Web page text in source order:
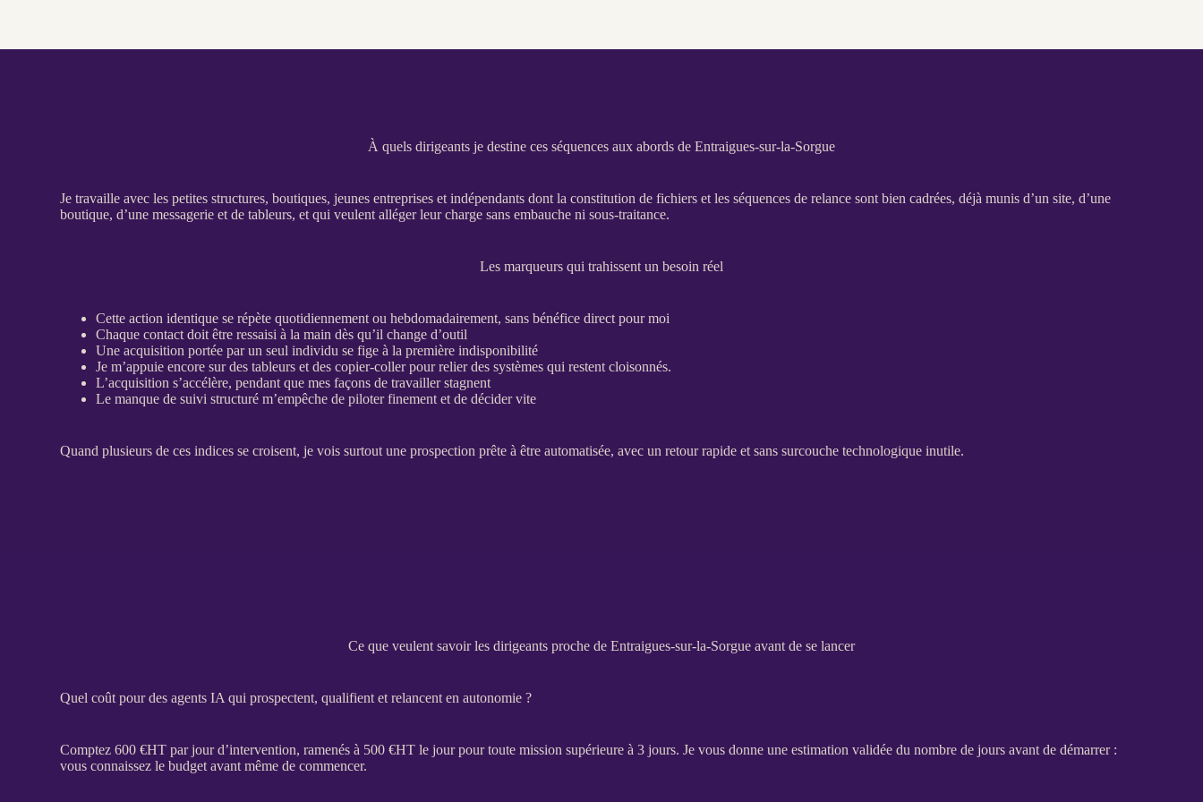
À quels dirigeants je destine ces séquences aux abords de Entraigues-sur-la-Sorgue
Je travaille avec les petites structures, boutiques, jeunes entreprises et indépendants dont la constitution de fichiers et les séquences derelance sont bien cadrées, déjà munis d’un site, d’une
boutique, d’une messagerie et de tableurs, et qui veulent alléger leur charge sans embauche ni sous-traitance.
Les marqueurs qui trahissent un besoin réel
Cette action identique se répète quotidiennement ou hebdomadairement, sans bénéfice direct pour moi
Chaque contact doit être ressaisi à la main dès qu’il change d’outil
Uneacquisition portée par un seul individu se fige à la première indisponibilité
Je m’appuie encore sur des tableurs et des copier-coller pour relier des systèmes qui restent cloisonnés.
L’acquisition s’accélère, pendant que mes façons de travailler stagnent
Le manque de suivistructuré m’empêche depiloterfinement et de décider vite
Quand plusieurs de ces indices se croisent, je vois surtout uneprospection prête à êtreautomatisée, avec un retour rapide et sans surcouche technologique inutile.
Ce que veulent savoir les dirigeants proche de Entraigues-sur-la-Sorgue avant de se lancer
Quel coût pour des agents IA qui prospectent, qualifient et relancent en autonomie ?
Comptez 600 €HT par jour d’intervention, ramenés à 500 €HT le jour pour toutemission supérieure à 3 jours. Je vous donne une estimation validée du nombre de jours avant de démarrer :
vous connaissez le budget avant même de commencer.